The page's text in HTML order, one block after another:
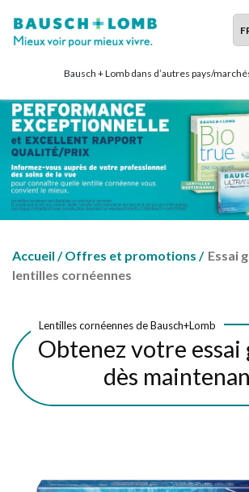
Bausch + Lomb dans d’autres pays/
Accueil /Offres et promotions / Essai
lentilles cornéennes
Lentilles cornéennes de Bausch+Lomb
Obtenez votre
dès